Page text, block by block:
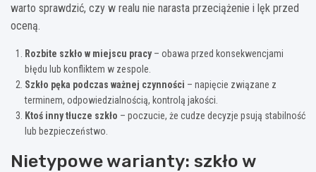
warto sprawdzić, czy w realu nie narasta przeciążenie i lęk przed
oceną.
Rozbite szkło w miejscu pracy– obawa przed konsekwencjami
błędu lub konfliktem w zespole.
Szkło pęka podczas ważnej czynności – napięcie związane z
terminem, odpowiedzialnością, kontrolą jakości.
Ktoś inny tłucze szkło – poczucie, że cudze decyzje psują stabilność
lub bezpieczeństwo.
Nietypowe warianty: szkło w